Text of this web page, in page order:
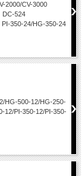
2000/CV-3000
524
24/HG-350-24
HG-500-12/HG-250-
12/PI-350-12/PI-350-